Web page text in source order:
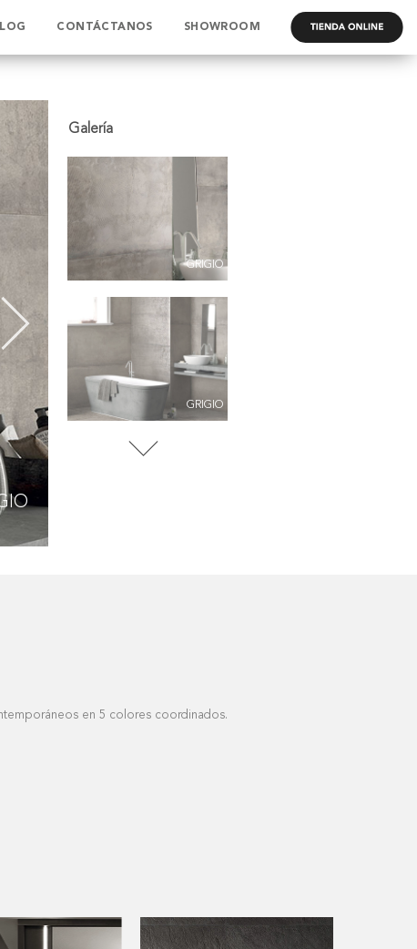
CONTÁCTANOS SHOWROOM .
GRIGIO
GRIGIO
en 5 colores coordinados.